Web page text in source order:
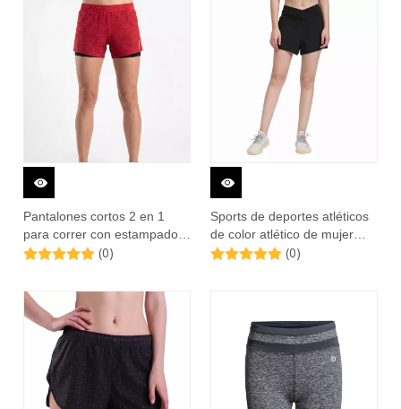
Pantalones cortos 2 en 1
para correr con estampado
integral para mujer
(0)
Sports de deportes atléticos
de color atlético de mujer
femenina
(0)